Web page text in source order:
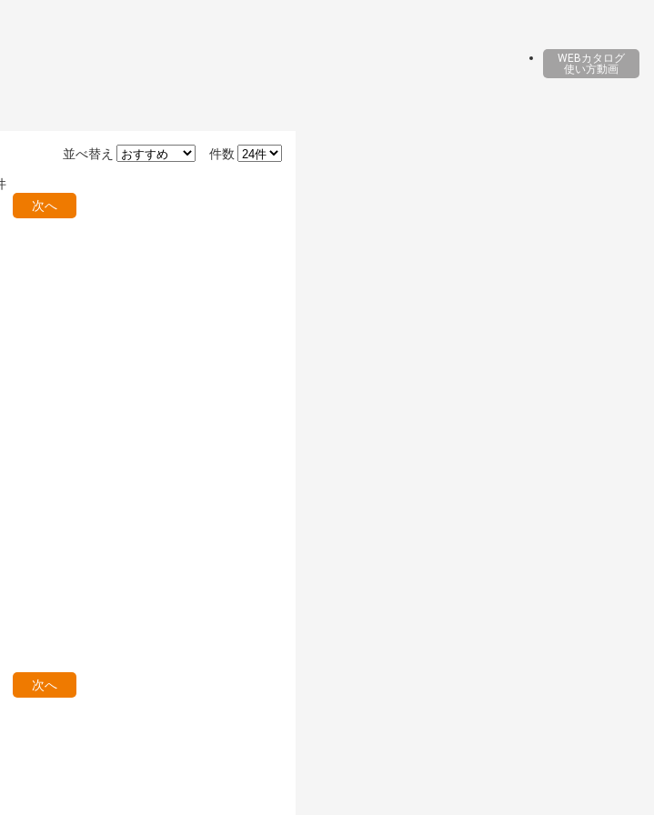
WEBカタログ
使い方動画
件数
並べ替え
次へ
次へ